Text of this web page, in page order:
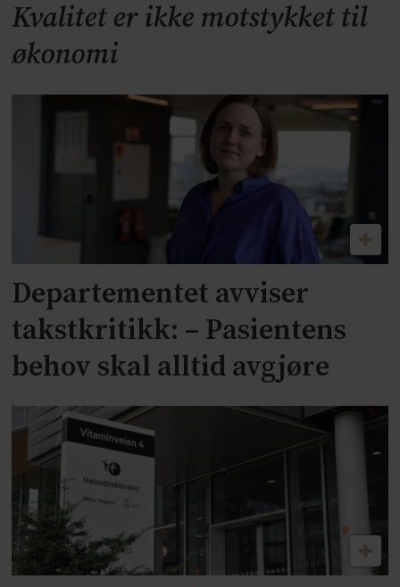
Kvalitet er ikke motstykket til
økonomi
Departementet avviser
takstkritikk: – Pasientens
behov skal alltid avgjøre